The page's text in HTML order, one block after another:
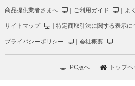
商品提供業者さまへ ｜ ご利用ガイド ｜ よ
サイトマップ ｜ 特定商取引法に関する表示に
プライバシーポリシー ｜ 会社概要
PC版へ トップ